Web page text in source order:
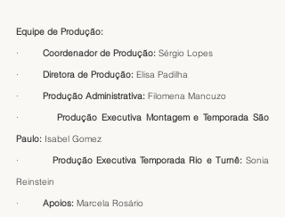
Equipe de Produção:
· Coordenador de Produção: Sérgio Lopes
· Diretora de Produção: Elisa Padilha
· Produção Administrativa: Filomena Mancuzo
· Produção Executiva Montagem e Temporada São
Paulo: Isabel Gomez
· Produção Executiva Temporada Rio e Turnê: Sonia
Reinstein
· Apoios: Marcela Rosário